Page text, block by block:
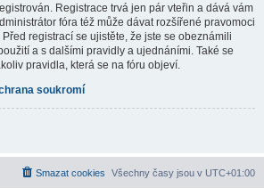
Registrace trvá jen pár vteřin a dává vám
fóra též může dávat rozšířené pravomoci
registrací se ujistěte, že jste se obeznámili
a s dalšími pravidly a ujednáními. Také se
pravidla, která se na fóru objeví.
soukromí
Všechny časy jsou v UTC+01:00
Smazat cookies